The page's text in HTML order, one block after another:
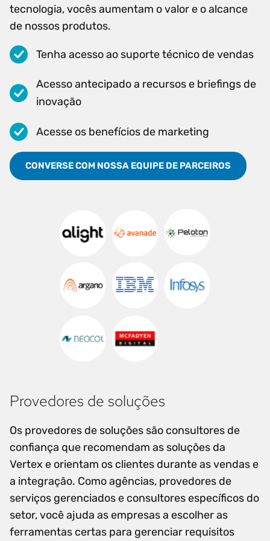
tecnologia, vocês aumentam o valor e o alcance
de nossos produtos.
Tenha acesso ao suporte técnico de vendas
Acesso antecipado a recursos e briefings de
inovação
Acesse os benefícios de marketing
CONVERSE COM NOSSA EQUIPE DE PARCEIROS
Provedores de soluções
Os provedores de soluções são consultores de
confiança que recomendam as soluções da
Vertex e orientam os clientes durante as vendas e
a integração. Como agências, provedores de
serviços gerenciados e consultores específicos do
setor, você ajuda as empresas a escolher as
ferramentas certas para gerenciar requisitos